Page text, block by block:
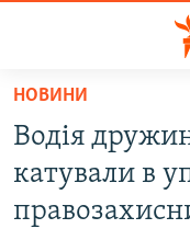
Перейти
основного
матеріалу
Перейти
до
ВОДА.КРИМ
ВІДЕО ТА ФОТО
НОВИНИ
Водія
катували в